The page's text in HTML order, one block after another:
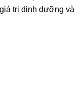
trị dinh dưỡng và
độc số lượng